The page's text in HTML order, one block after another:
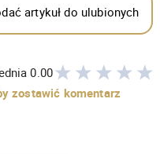
artykuł do ulubionych
0.00
zostawić komentarz